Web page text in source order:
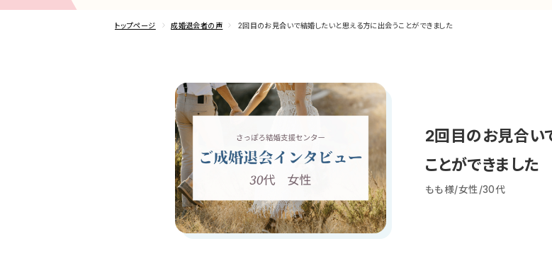
トップページ 成婚退会者の声 2回目のお見合いで結婚したいと思える方に出会うことができました
2回目のお見合い
ことができました
もも様/女性/30代